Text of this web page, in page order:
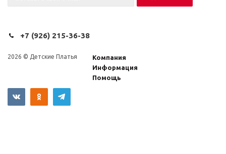
+7 (926) 215-36-38
2026 © Детские Платья
Компания
Информация
Помощь